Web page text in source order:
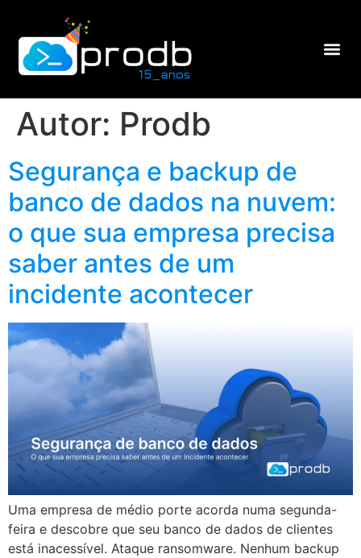
Autor: Prodb
Segurança e backup de
banco de dados na nuvem:
o que sua empresa precisa
saber antes de um
incidente acontecer
Uma empresa de médio porte acorda numa segunda-
feira e descobre que seu banco de dados de clientes
está inacessível. Ataque ransomware. Nenhum backup